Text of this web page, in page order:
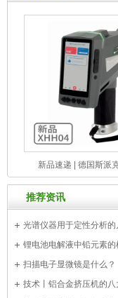
新品速递 | 德国斯派
SPECTRO xSORT 手
XRF）光
推荐资讯
光谱仪器用于定性分析的
锂电池电解液中铅元素的
扫描电子显微镜是什么？
技术丨铝合金挤压机的八